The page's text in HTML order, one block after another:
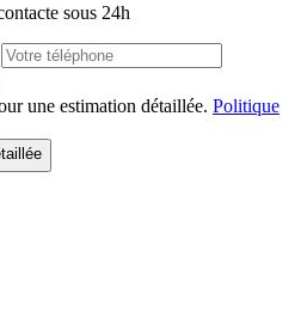
sous 24h
une estimation détaillée. Politique